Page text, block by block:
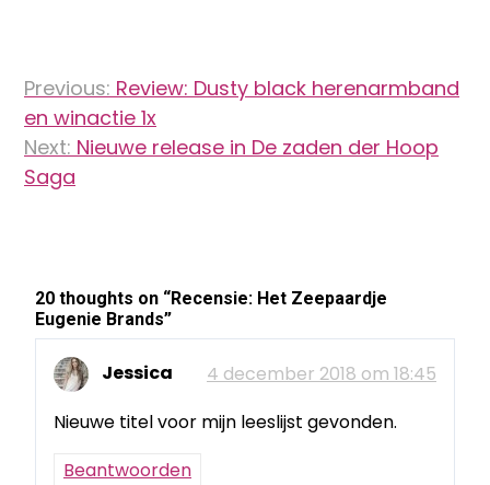
navigatie
Previous: Review: Dusty black herenarmband
en winactie 1x
Next: Nieuwe release in De zaden der Hoop
Saga
20 thoughts on “Recensie: Het Zeepaardje
Eugenie Brands”
Jessica
4 december 2018 om 18:45
Nieuwe titel voor mijn leeslijst gevonden.
Beantwoorden